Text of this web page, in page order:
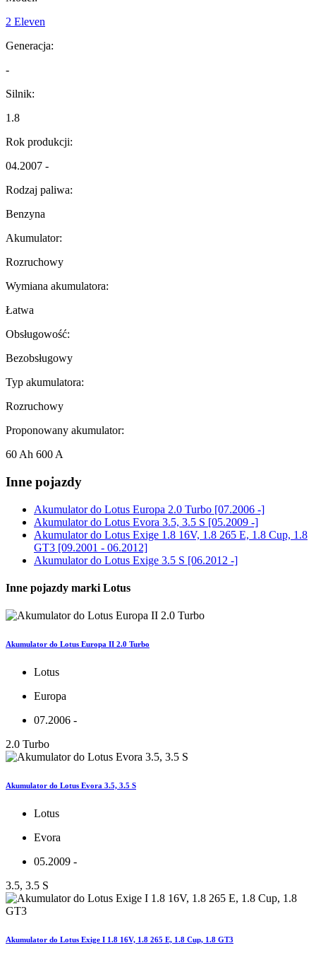
2 Eleven
Generacja:
-
Silnik:
1.8
Rok produkcji:
04.2007 -
Rodzaj paliwa:
Benzyna
Akumulator:
Rozruchowy
Wymiana akumulatora:
Łatwa
Obsługowość:
Bezobsługowy
Typ akumulatora:
Rozruchowy
Proponowany akumulator:
60 Ah 600 A
Inne pojazdy
Akumulator do Lotus Europa 2.0 Turbo [07.2006 -]
Akumulator do Lotus Evora 3.5, 3.5 S [05.2009 -]
Akumulator do Lotus Exige 1.8 16V, 1.8 265 E, 1.8 Cup, 1.8
GT3 [09.2001 - 06.2012]
Akumulator do Lotus Exige 3.5 S [06.2012 -]
Inne pojazdy marki Lotus
Akumulator do Lotus Europa II 2.0 Turbo
Lotus
Europa
07.2006 -
2.0 Turbo
Akumulator do Lotus Evora 3.5, 3.5 S
Lotus
Evora
05.2009 -
3.5, 3.5 S
Akumulator do Lotus Exige I 1.8 16V, 1.8 265 E, 1.8 Cup, 1.8 GT3